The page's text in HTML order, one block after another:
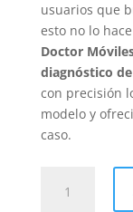
usuarios que
esto no lo
Doctor
diagnóstico
con precisión
modelo y
caso.
Doogee